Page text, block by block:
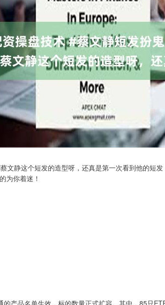
文静这个短发的造型呀，还真是第一次看到他的短
为你着迷！
产品名单生效，标的数量正式扩容。其中，85只